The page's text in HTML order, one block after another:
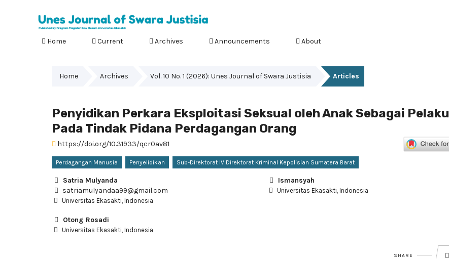
Home Current Archives Announcements About
Home Archives Vol. 10 No. 1 (2026): Unes Journal of Swara Justisia Articles
Penyidikan Perkara Eksploitasi Seksual oleh Anak Sebagai Pelaku
Pada Tindak Pidana Perdagangan Orang
https://doi.org/10.31933/qcr0av81
Perdagangan Manusia Penyelidikan Sub-Direktorat IV Direktorat Kriminal Kepolisian Sumatera Barat
Satria Mulyanda
satriamulyandaa99@gmail.com
Universitas Ekasakti, Indonesia
Ismansyah
Universitas Ekasakti, Indonesia
Otong Rosadi
Universitas Ekasakti, Indonesia
SHARE